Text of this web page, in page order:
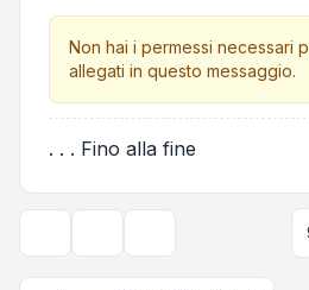
Non hai i permessi necessari
allegati in questo messaggio.
. . . Fino alla fine
Opzioni di